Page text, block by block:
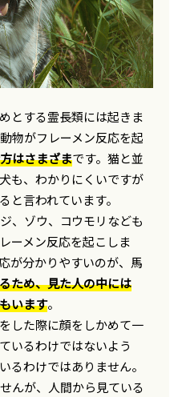
とする霊長類には起きま
物がフレーメン反応を起
はさまざまです。猫と並
も、わかりにくいですが
と言われています。
、ゾウ、コウモリなども
ーメン反応を起こしま
が分かりやすいのが、馬
ため、見た人の中には
います。
した際に顔をしかめて一
いるわけではないよう
るわけではありません。
んが、人間から見ている